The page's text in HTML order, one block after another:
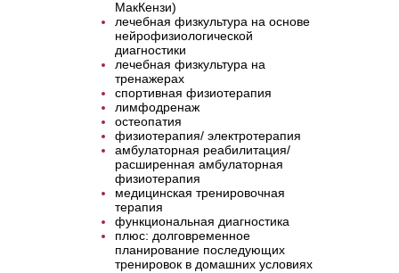
МакКензи)
лечебная физкультура на основе
нейрофизиологической
диагностики
лечебная физкультура на
тренажерах
спортивная физиотерапия
лимфодренаж
остеопатия
физиотерапия/ электротерапия
амбулаторная реабилитация/
расширенная амбулаторная
физиотерапия
медицинская тренировочная
терапия
функциональная диагностика
плюс: долговременное
планирование последующих
тренировок в домашних условиях